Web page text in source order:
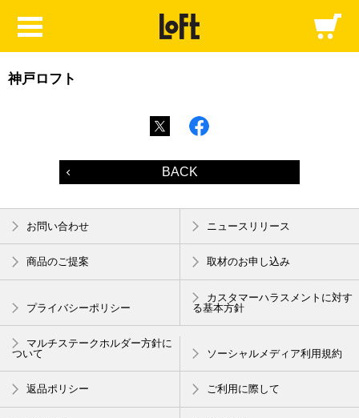
神戸ロフト
BACK
お問い合わせ ニュースリリース
商品のご提案 取材のお申し込み
プライバシーポリシー
カスタマーハラスメントに対す
る基本方針
マルチステークホルダー方針に
ついて
ソーシャルメディア利用規約
返品ポリシー ご利用に際して